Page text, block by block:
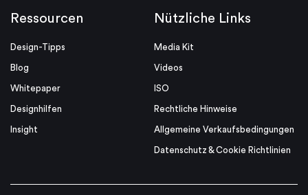
Ressourcen
Design-Tipps
Blog
Whitepaper
Designhilfen
Insight
Nützliche Links
Media Kit
Videos
ISO
Rechtliche Hinweise
Allgemeine Verkaufsbedingungen
Datenschutz & Cookie Richtlinien